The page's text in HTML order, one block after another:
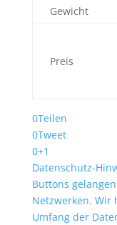
Gewicht
Preis
0Teilen
0Tweet
0+1
Datenschutz-
Buttons
Netzwerken. Wir
Umfang der